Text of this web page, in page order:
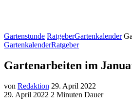
Gartenstunde RatgeberGartenkalender
GartenkalenderRatgeber
Gartenarbeiten im
von Redaktion 29. April 2022
29. April 2022 2 Minuten Dauer